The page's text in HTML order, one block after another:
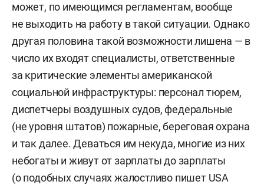
может, по имеющимся регламентам, вообще
не выходить на работу в такой ситуации. Однако
другая половина такой возможности лишена — в
число их входят специалисты, ответственные
за критические элементы американской
социальной инфраструктуры: персонал тюрем,
диспетчеры воздушных судов, федеральные
(не уровня штатов) пожарные, береговая охрана
и так далее. Деваться им некуда, многие из них
небогаты и живут от зарплаты до зарплаты
(о подобных случаях жалостливо пишет USA